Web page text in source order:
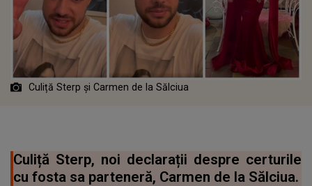
Culiță Sterp și Carmen de la Sălciua
Culiță Sterp, noi declarații despre certurile
cu fosta sa parteneră, Carmen de la Sălciua.